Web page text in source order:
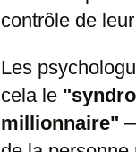
contrôle de
Les
cela le
millionnaire"